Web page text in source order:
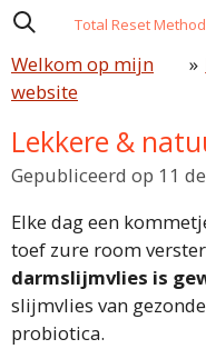
Ga
naar
de
hoofdinhoud
Total Reset
Welkom op mijn
website
»
Lekkere &
Gepubliceerd op 11
Elke dag een
toef zure room
darmslijmvlies is
slijmvlies van
probiotica.